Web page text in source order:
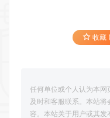
收藏
任何单位或个人认为本
及时和客服联系。本站
容。本站关于用户或其